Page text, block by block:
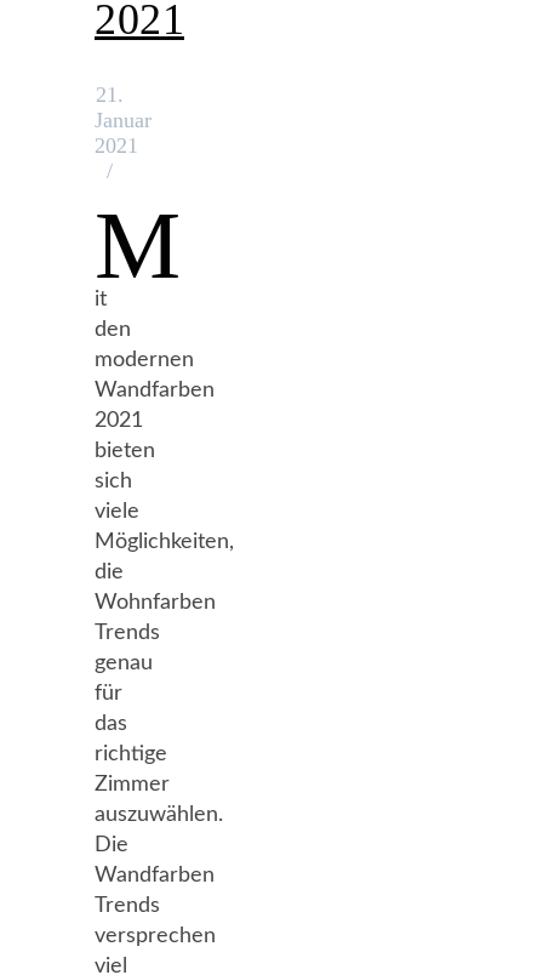
2021
21.
Januar
2021
/
M
it
den
modernen
Wandfarben
2021
bieten
sich
viele
Möglichkeiten,
die
Wohnfarben
Trends
genau
für
das
richtige
Zimmer
auszuwählen.
Die
Wandfarben
Trends
versprechen
viel